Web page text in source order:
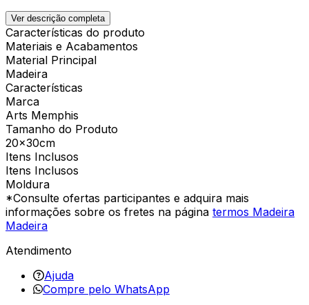
Ver descrição completa
Características do produto
Materiais e Acabamentos
Material Principal
Madeira
Características
Marca
Arts Memphis
Tamanho do Produto
20x30cm
Itens Inclusos
Itens Inclusos
Moldura
*Consulte ofertas participantes e adquira mais
informações sobre os fretes na página termos Madeira
Madeira
Atendimento
Ajuda
Compre pelo WhatsApp